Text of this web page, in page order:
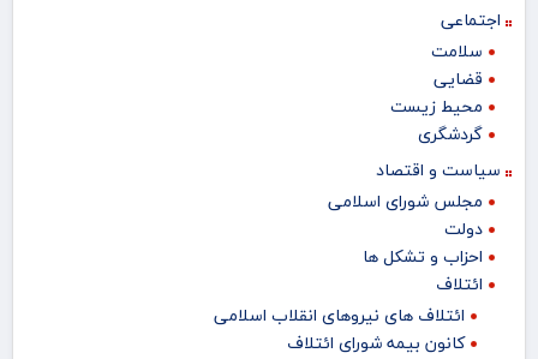
اجتماعی
سلامت
قضایی
محیط زیست
گردشگری
سیاست و اقتصاد
مجلس شورای اسلامی
دولت
احزاب و تشکل ها
ائتلاف
ائتلاف های نیروهای انقلاب اسلامی
کانون بیمه شورای ائتلاف